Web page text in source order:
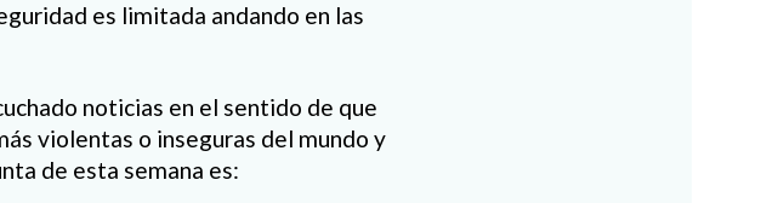
es limitada andando en las
noticias en el sentido de que
violentas o inseguras del mundo y
de esta semana es: